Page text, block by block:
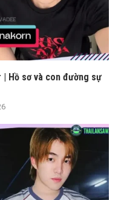
| Hồ sơ và con đường sự